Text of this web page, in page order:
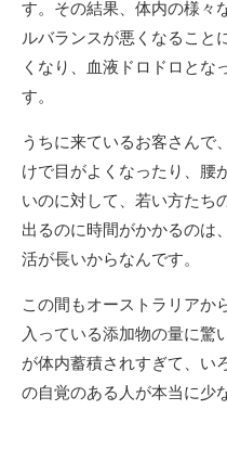
す。その結果、体内の様々
ルバランスが悪くなること
くなり、血液ドロドロとな
す。
うちに来ているお客さんで
けで目がよくなったり、腰
いのに対して、若い方たち
出るのに時間がかかるのは
活が長いからなんです。
この間もオーストラリアか
入っている添加物の量に驚
が体内蓄積されすぎて、い
の自覚のある人が本当に少